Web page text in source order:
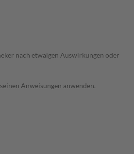
nach etwaigen Auswirkungen oder
Anweisungen anwenden.